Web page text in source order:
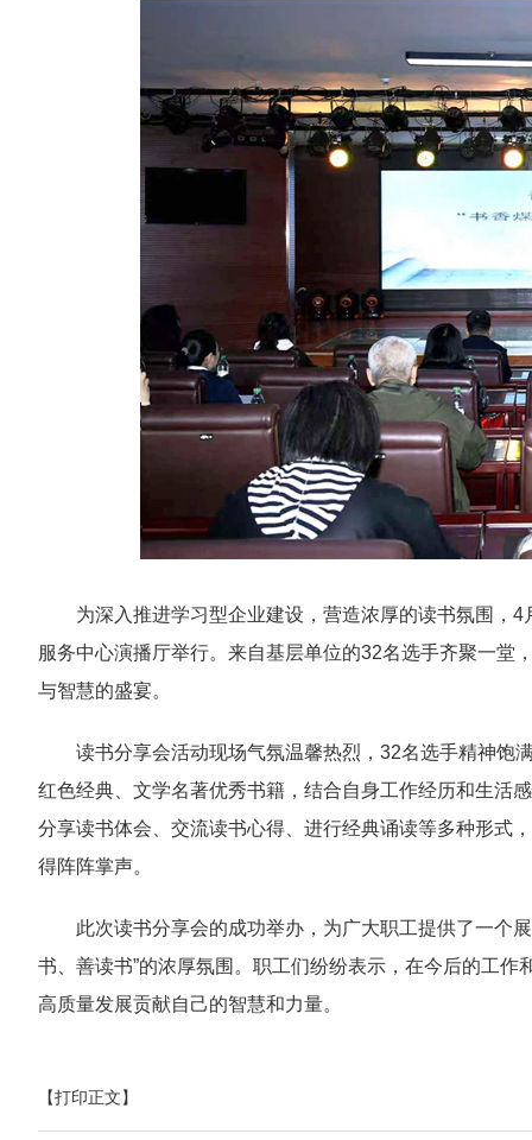
为深入推进学习型企业建设，营造浓厚的读书氛围，
服务中心演播厅举行。来自基层单位的32名选手齐聚一堂
与智慧的盛宴。
读书分享会活动现场气氛温馨热烈，32名选手精神饱
红色经典、文学名著优秀书籍，结合自身工作经历和生活
分享读书体会、交流读书心得、进行经典诵读等多种形式
得阵阵掌声。
此次读书分享会的成功举办，为广大职工提供了一个
书、善读书”的浓厚氛围。职工们纷纷表示，在今后的工
高质量发展贡献自己的智慧和力量。
【打印正文】